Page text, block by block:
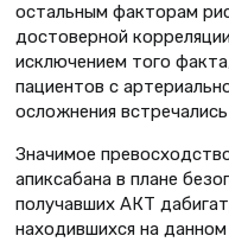
остальным факторам
достоверной
исключением того
пациентов с
осложнения
Значимое
апиксабана в плане
получавших АКТ
находившихся на